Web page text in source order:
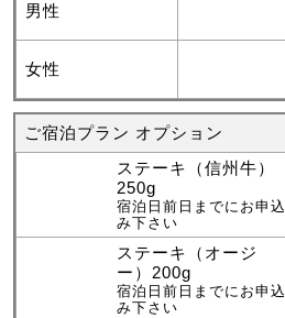
男性
女性
ご宿泊プラン オプション
ステーキ（信州牛）
250g
宿泊日前日までにお申込
み下さい
ステーキ（オージ
ー）200g
宿泊日前日までにお申込
み下さい